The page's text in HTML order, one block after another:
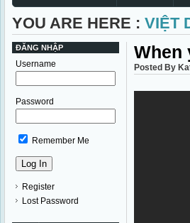
YOU ARE HERE : VIỆT
ĐĂNG NHẬP
Username
Password
Remember Me
Register
Lost Password
When
Posted By